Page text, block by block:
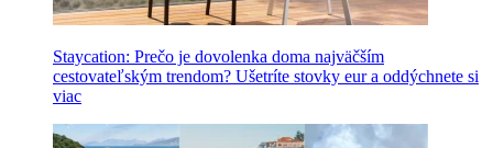
Staycation: Prečo je dovolenka doma najväčším
cestovateľským trendom? Ušetríte stovky eur a oddýchnete si
viac